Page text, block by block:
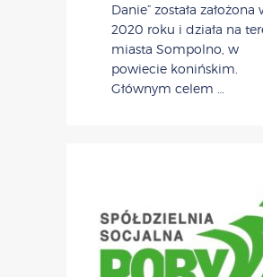
Danie” została założona
2020 roku i działa na
miasta Sompolno, w
powiecie konińskim.
Głównym celem …